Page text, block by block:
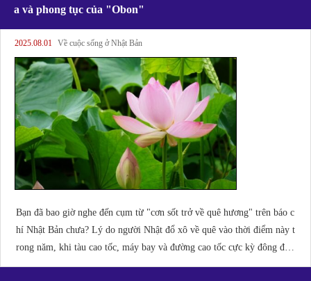
ọi là obi. 〇 Yukata được làm từ chất liệu nhẹ và thoáng khí như cotto
a và phong tục của "Obon"
2025.08.01 Về cuộc sống ở Nhật Bản
Bạn đã bao giờ nghe đến cụm từ "cơn sốt trở về quê hương" trên báo c
hí Nhật Bản chưa? Lý do người Nhật đổ xô về quê vào thời điểm này t
rong năm, khi tàu cao tốc, máy bay và đường cao tốc cực kỳ đông đú
c, có liên quan đến một dịp lễ đặc biệt gọi là "Obon". Obon là dịp mà